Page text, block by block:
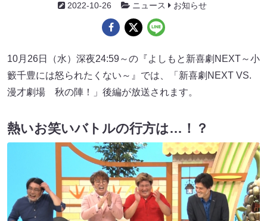
2022-10-26 ニュース お知らせ
10月26日（水）深夜24:59～の『よしもと新喜劇NEXT～小
籔千豊には怒られたくない～』では、「新喜劇NEXT VS.
漫才劇場 秋の陣！」後編が放送されます。
熱いお笑いバトルの行方は…！？